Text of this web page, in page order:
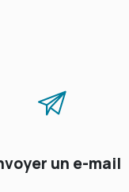
un e-mail